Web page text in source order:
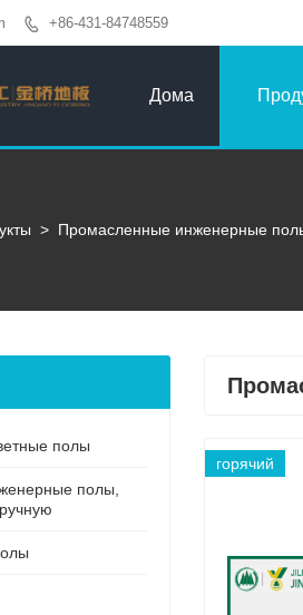
 +86-431-84748559
Дома
> Промасленные инженерные
горячий
полы
полы,